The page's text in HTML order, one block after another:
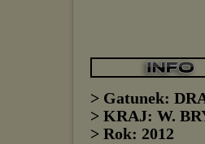
> Gatunek:
> KRAJ: W.
> Rok: 2012